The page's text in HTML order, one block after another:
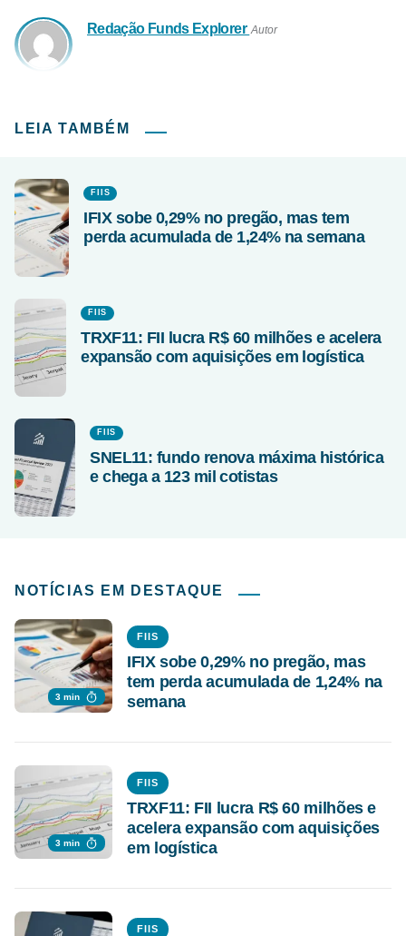
Redação Funds Explorer Autor
LEIA TAMBÉM
FIIS
IFIX sobe 0,29% no pregão, mas tem
perda acumulada de 1,24% na semana
FIIS
TRXF11: FII lucra R$ 60 milhões e acelera
expansão com aquisições em logística
FIIS
SNEL11: fundo renova máxima histórica
e chega a 123 mil cotistas
NOTÍCIAS EM DESTAQUE
3 min
FIIS
IFIX sobe 0,29% no pregão, mas
tem perda acumulada de 1,24% na
semana
3 min
FIIS
TRXF11: FII lucra R$ 60 milhões e
acelera expansão com aquisições
em logística
FIIS